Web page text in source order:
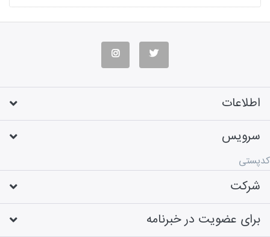
اطلاعات
سرویس
کدپستی
شرکت
برای عضویت در خبرنامه